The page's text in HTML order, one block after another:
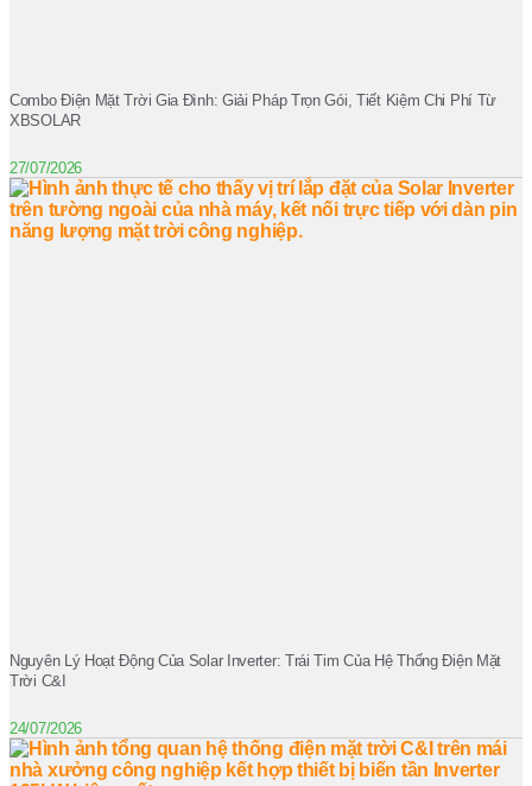
Combo Điện Mặt Trời Gia Đình: Giải Pháp Trọn Gói, Tiết Kiệm Chi Phí Từ
XBSOLAR
27/07/2026
Nguyên Lý Hoạt Động Của Solar Inverter: Trái Tim Của Hệ Thống Điện Mặt
Trời C&I
24/07/2026